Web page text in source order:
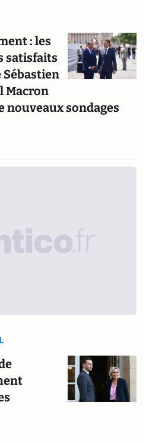
: les
satisfaits
Macron
nouveaux sondages